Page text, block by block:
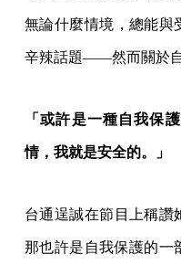
無論什麼情境，總能與
辛辣話題——然而關於自
「或許是一種自我保
情，我就是安全的。」
台通逞誠在節目上稱讚
那也許是自我保護的一